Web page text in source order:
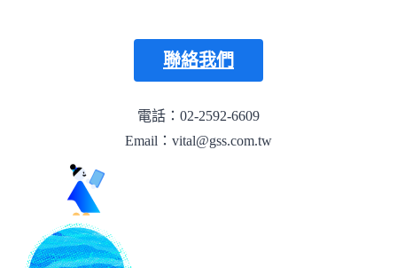
聯絡我們
電話：02-2592-6609
Email：vital@gss.com.tw